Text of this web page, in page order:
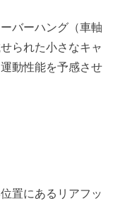
バーハング（車軸
られた小さなキャ
動性能を予感させ
置にあるリアフッ